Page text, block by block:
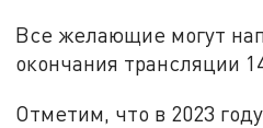
Все желающие могут
окончания трансляции
Отметим, что в 2023